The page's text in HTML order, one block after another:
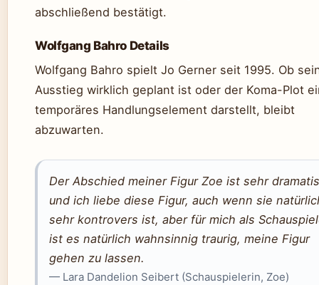
abschließend bestätigt.
Wolfgang Bahro Details
Wolfgang Bahro spielt Jo Gerner seit 1995. Ob
Ausstieg wirklich geplant ist oder der Koma-Plot
temporäres Handlungselement darstellt, bleibt
abzuwarten.
Der Abschied meiner Figur Zoe ist sehr
und ich liebe diese Figur, auch wenn sie
sehr kontrovers ist, aber für mich als
ist es natürlich wahnsinnig traurig, meine Figur
gehen zu lassen.
— Lara Dandelion Seibert (Schauspielerin, Zoe)